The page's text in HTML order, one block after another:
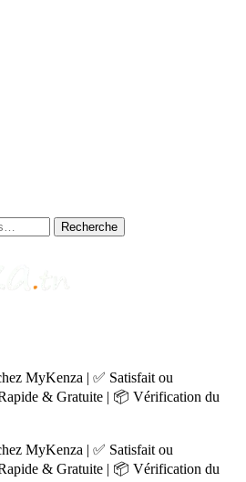
Recherche
MyKenza | ✅ Satisfait ou
& Gratuite | 📦 Vérification du
MyKenza | ✅ Satisfait ou
& Gratuite | 📦 Vérification du